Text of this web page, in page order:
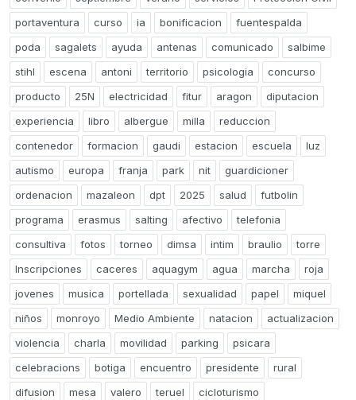
portaventura
curso ia bonificacion
fuentespalda
poda
sagalets ayuda antenas comunicado
salbime
stihl
escena antoni territorio psicologia
concurso
producto
25N electricidad fitur aragon
diputacion
experiencia
libro albergue milla
reduccion
contenedor
formacion gaudi estacion escuela
luz
autismo
europa franja park nit
guardicioner
ordenacion
mazaleon dpt 2025 salud
futbolin
programa
erasmus salting afectivo
telefonia
consultiva
fotos torneo dimsa intim braulio
torre
Inscripciones
caceres aquagym agua marcha
roja
jovenes
musica portellada sexualidad papel
miquel
niños
monroyo Medio Ambiente natacion
actualizacion
violencia
charla movilidad parking
psicara
celebracions
botiga encuentro presidente
rural
difusion
mesa valero teruel
cicloturismo